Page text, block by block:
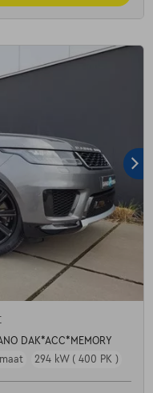
DAK*ACC*MEMORY
294 kW ( 400 PK )